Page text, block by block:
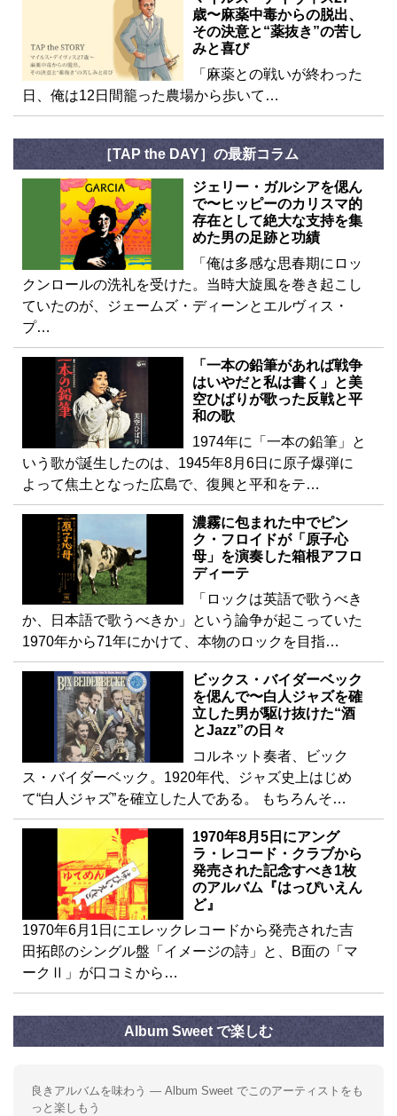
歳〜麻薬中毒からの脱出、
その決意と“薬抜き”の苦し
みと喜び
「麻薬との戦いが終わった
日、俺は12日間籠った農場から歩いて…
［TAP the DAY］の最新コラム
ジェリー・ガルシアを偲ん
で〜ヒッピーのカリスマ的
存在として絶大な支持を集
めた男の足跡と功績
「俺は多感な思春期にロッ
クンロールの洗礼を受けた。当時大旋風を巻き起こし
ていたのが、ジェームズ・ディーンとエルヴィス・
プ…
「一本の鉛筆があれば戦争
はいやだと私は書く」と美
空ひばりが歌った反戦と平
和の歌
1974年に「一本の鉛筆」と
いう歌が誕生したのは、1945年8月6日に原子爆弾に
よって焦土となった広島で、復興と平和をテ…
濃霧に包まれた中でピン
ク・フロイドが「原子心
母」を演奏した箱根アフロ
ディーテ
「ロックは英語で歌うべき
か、日本語で歌うべきか」という論争が起こっていた
1970年から71年にかけて、本物のロックを目指…
ビックス・バイダーベック
を偲んで〜白人ジャズを確
立した男が駆け抜けた“酒
とJazz”の日々
コルネット奏者、ビック
ス・バイダーベック。1920年代、ジャズ史上はじめ
て“白人ジャズ”を確立した人である。 もちろんそ…
1970年8月5日にアング
ラ・レコード・クラブから
発売された記念すべき1枚
のアルバム『はっぴいえん
ど』
1970年6月1日にエレックレコードから発売された吉
田拓郎のシングル盤「イメージの詩」と、B面の「マ
ークⅡ」が口コミから…
Album Sweet で楽しむ
良きアルバムを味わう — Album Sweet でこのアーティストをも
っと楽しもう